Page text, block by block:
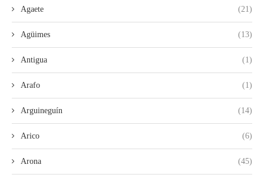
Agaete (21)
Agüimes (13)
Antigua (1)
Arafo (1)
Arguineguín (14)
Arico (6)
Arona (45)